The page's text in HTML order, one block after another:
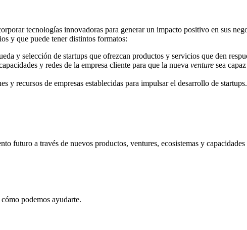
tecnologías innovadoras para generar un impacto positivo en sus
y que puede tener distintos formatos:
y selección de startups que ofrezcan productos y servicios que den
y redes de la empresa cliente para que la nueva venture sea
y recursos de empresas establecidas para impulsarel desarrollo de startups.
futuro a través de nuevos productos, ventures, ecosistemas y
podemos ayudarte.